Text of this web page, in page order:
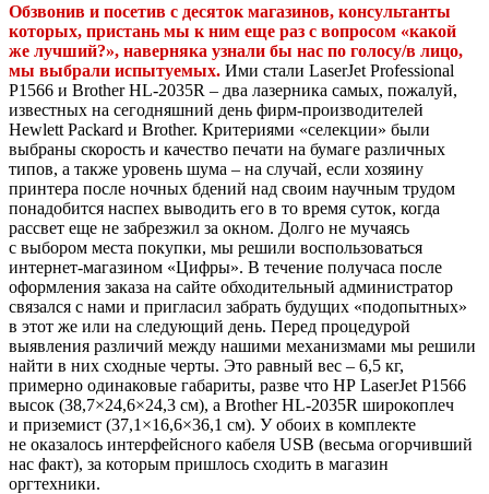
Обзвонив и посетив с десяток магазинов, консультанты
которых, пристань мы к ним еще раз с вопросом «какой
же лучший?», наверняка узнали бы нас по голосу/в лицо,
мы выбрали испытуемых. Ими стали LaserJet Professional
P1566 и Brother HL-2035R – два лазерника самых, пожалуй,
известных на сегодняшний день фирм-производителей
Hewlett Packard и Brother. Критериями «селекции» были
выбраны скорость и качество печати на бумаге различных
типов, а также уровень шума – на случай, если хозяину
принтера после ночных бдений над своим научным трудом
понадобится наспех выводить его в то время суток, когда
рассвет еще не забрезжил за окном. Долго не мучаясь
с выбором места покупки, мы решили воспользоваться
интернет-магазином «Цифры». В течение получаса после
оформления заказа на сайте обходительный администратор
связался с нами и пригласил забрать будущих «подопытных»
в этот же или на следующий день. Перед процедурой
выявления различий между нашими механизмами мы решили
найти в них сходные черты. Это равный вес – 6,5 кг,
примерно одинаковые габариты, разве что HP LaserJet P1566
высок (38,7×24,6×24,3 см), а Brother HL-2035R широкоплеч
и приземист (37,1×16,6×36,1 см). У обоих в комплекте
не оказалось интерфейсного кабеля USB (весьма огорчивший
нас факт), за которым пришлось сходить в магазин
оргтехники.